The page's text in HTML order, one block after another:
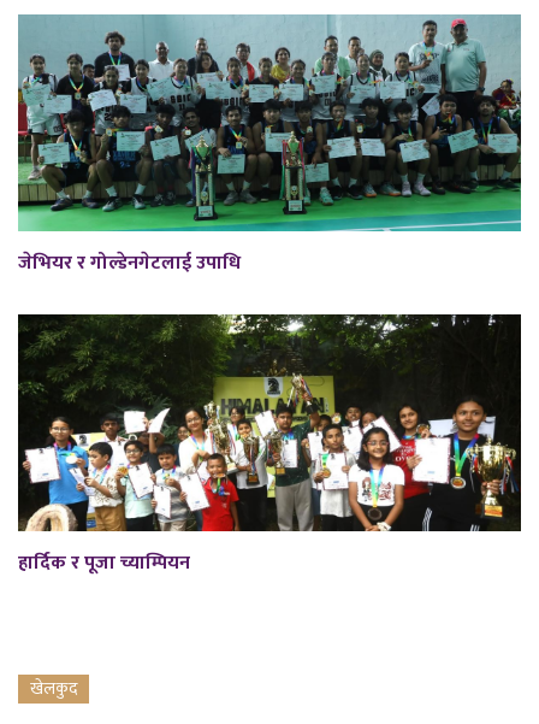
जेभियर र गोल्डेनगेटलाई उपाधि
हार्दिक र पूजा च्याम्पियन
खेलकुद